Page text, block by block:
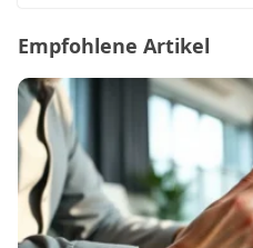
Empfohlene Artikel